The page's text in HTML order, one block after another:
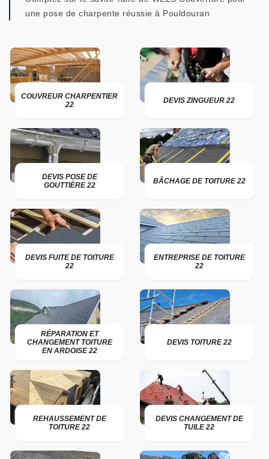
une pose de charpente réussie à Pouldouran
COUVREUR CHARPENTIER
22
DEVIS ZINGUEUR 22
DEVIS POSE DE
GOUTTIÈRE 22
BÂCHAGE DE TOITURE 22
DEVIS FUITE DE TOITURE
22
ENTREPRISE DE TOITURE
22
RÉPARATION ET
CHANGEMENT TOITURE
EN ARDOISE 22
DEVIS TOITURE 22
REHAUSSEMENT DE
TOITURE 22
DEVIS CHANGEMENT DE
TUILE 22